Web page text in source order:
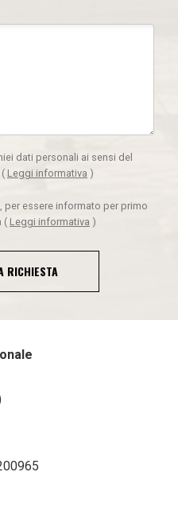
dati personali ai sensi del
( Leggi informativa )
essere informato per primo
( Leggi informativa )
RICHIESTA